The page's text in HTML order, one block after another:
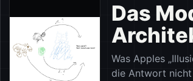
Das
Was Apples
die Antwort nicht